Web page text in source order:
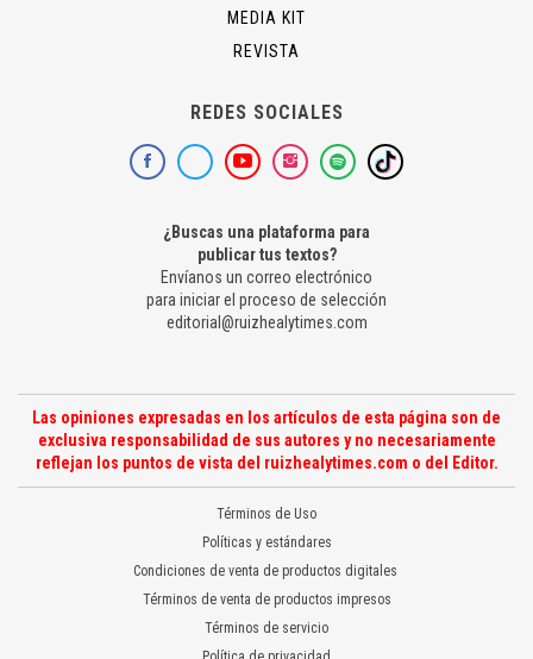
MEDIA KIT
REVISTA
REDES SOCIALES
¿Buscas una plataforma para
publicar tus textos?
Envíanos un correo electrónico
para iniciar el proceso de selección
editorial@ruizhealytimes.com
Las opiniones expresadas en los artículos de esta página son de
exclusiva responsabilidad de sus autores y no necesariamente
reflejan los puntos de vista del ruizhealytimes.com o del Editor.
Términos de Uso
Políticas y estándares
Condiciones de venta de productos digitales
Términos de venta de productos impresos
Términos de servicio